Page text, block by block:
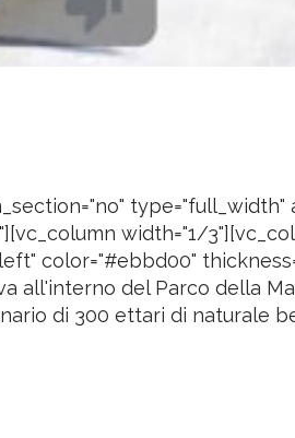
type="full_width"
width="1/
color="#ebbd00"
all'interno del Parco della
di 300 ettari di naturale